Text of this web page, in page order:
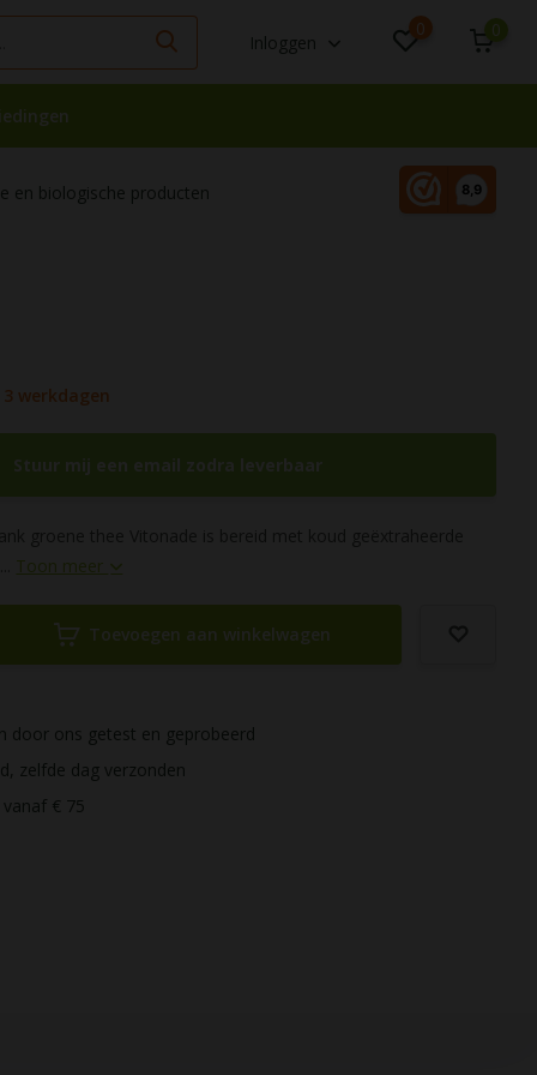
Inloggen
0 0
en biologische producten
werkdagen
Stuur mij een email zodra leverbaar
Toon meer
Toevoegen aan winkelwagen
door ons getest en geprobeerd
zelfde dag verzonden
€ 75